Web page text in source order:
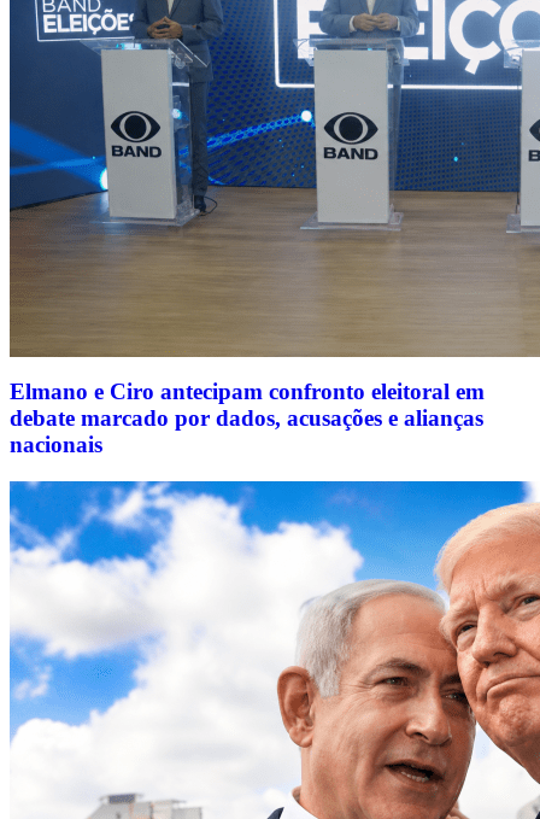
Elmano e Ciro antecipam confronto eleitoral em
debate marcado por dados, acusações e alianças
nacionais